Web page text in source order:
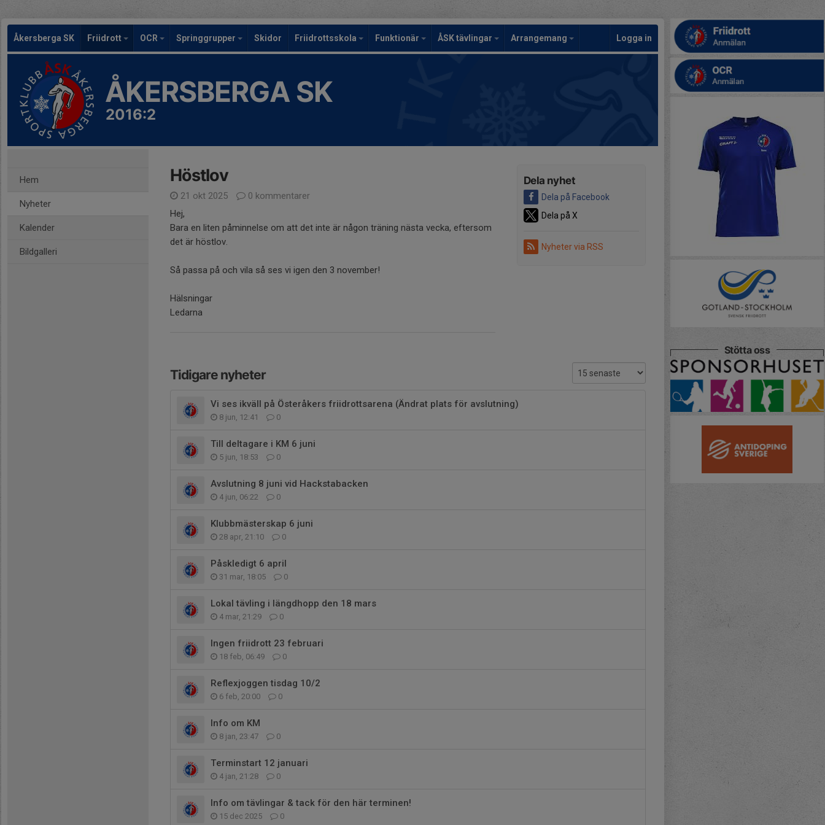
Åkersberga SK Friidrott OCR Springgrupper Skidor Friidrottsskola Funktionär ÅSK tävlingar Arrangemang Logga in
ÅKERSBERGA SK
2016:2
Hem
Nyheter
Kalender
Bildgalleri
Dela nyhet
Dela på Facebook
Dela på X
Nyheter via RSS
Höstlov
21 okt 2025
0 kommentarer
Hej,
Bara en liten påminnelse om att det inte är någon träning nästa vecka, eftersom
det är höstlov.
Så passa på och vila så ses vi igen den 3 november!
Hälsningar
Ledarna
Tidigare nyheter
Vi ses ikväll på Österåkers friidrottsarena (Ändrat plats för avslutning)
8 jun, 12:41 0
Till deltagare i KM 6 juni
5 jun, 18:53 0
Avslutning 8 juni vid Hackstabacken
4 jun, 06:22 0
Klubbmästerskap 6 juni
28 apr, 21:10 0
Påskledigt 6 april
31 mar, 18:05 0
Lokal tävling i längdhopp den 18 mars
4 mar, 21:29 0
Ingen friidrott 23 februari
18 feb, 06:49 0
Reflexjoggen tisdag 10/2
6 feb, 20:00 0
Info om KM
8 jan, 23:47 0
Terminstart 12 januari
4 jan, 21:28 0
Info om tävlingar & tack för den här terminen!
15 dec 2025 0
Stötta oss